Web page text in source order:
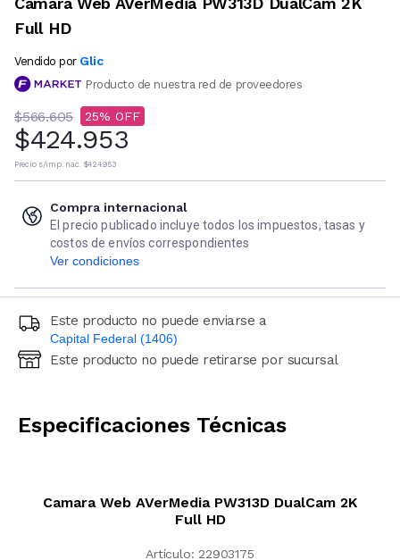
Full HD
Vendido por Glic
Producto de nuestra red de proveedores
$566.605 25
$424.953
Precio s/imp. nac. $424.953
Compra internacional
El precio publicado incluye todos los impuestos, tasas y
costos de envíos correspondientes
Ver condiciones
Este producto no puede enviarse a
Capital Federal (1406)
Ingresá código postal (sólo números)
Este producto no puede retirarse por sucursal
Especificaciones Técnicas
Camara Web AVerMedia PW313D DualCam 2K
Full HD
Artículo: 22903175